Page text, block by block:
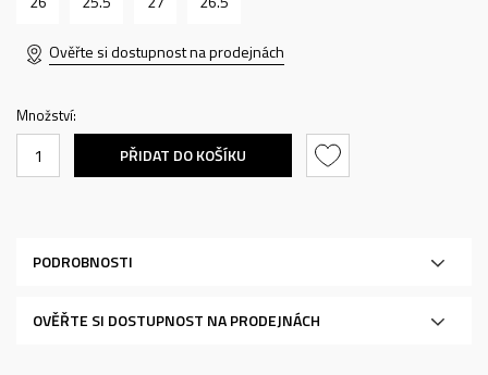
Ověřte si dostupnost na prodejnách
Množství:
PŘIDAT DO KOŠÍKU
PODROBNOSTI
OVĚŘTE SI DOSTUPNOST NA PRODEJNÁCH